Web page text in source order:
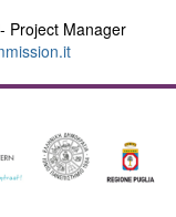
Project Manager